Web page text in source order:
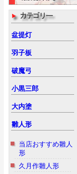
盆提灯
羽子板
破魔弓
小黒三郎
大内塗
雛人形
当店おすすめ雛人
形
久月作雛人形